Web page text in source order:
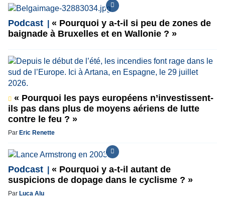
Podcast
« Pourquoi y a-t-il si peu de zones de
baignade à Bruxelles et en Wallonie ? »
« Pourquoi les pays européens n’investissent-
ils pas dans plus de moyens aériens de lutte
contre le feu ? »
Par Eric Renette
Podcast
« Pourquoi y a-t-il autant de
suspicions de dopage dans le cyclisme ? »
Par Luca Alu